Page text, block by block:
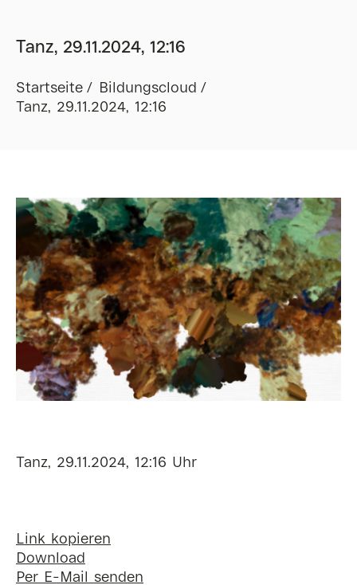
Tanz, 29.11.2024, 12:16
Startseite
Bildungscloud
Tanz, 29.11.2024, 12:16
Tanz, 29.11.2024, 12:16 Uhr
Link kopieren
Download
Per E-Mail senden